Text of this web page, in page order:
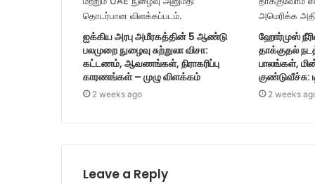
ஐக்கிய அரபு அமீரகத்தின் 5 ஆண்டு
பலமுறை நுழைவு சுற்றுலா விசா:
கட்டணம், ஆவணங்கள், நிராகரிப்பு
காரணங்கள் – முழு விளக்கம்
2 weeks ago
ஹோர்முஸ்
தாக்குதல்
பாலங்கள்,
குண்டுவீச்சு:
2 weeks
Leave a Reply